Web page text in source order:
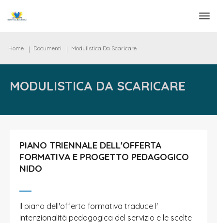
Home Documenti Modulistica Da Scaricare
MODULISTICA DA SCARICARE
PIANO TRIENNALE DELL'OFFERTA
FORMATIVA E PROGETTO PEDAGOGICO
NIDO
Il piano dell'offerta formativa traduce l'
intenzionalità pedagogica del servizio e le scelte